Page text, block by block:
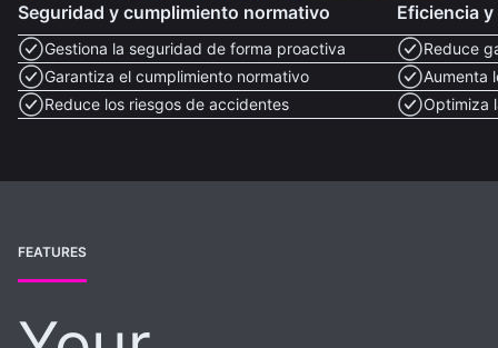
Seguridad y cumplimiento normativo
Gestiona la seguridad de forma proactiva
Garantiza el cumplimiento normativo
Reduce los riesgos de accidentes
Eficiencia
Reduce
Aumenta
Optimiza
FEATURES